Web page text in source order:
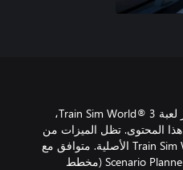
ُرجى ملاحظة ما يأتي: لا بد من توفير لعبة Train Sim World® 3،
المحتوى. تظل الميزات من
دون تغيير عن إصدار لعبة Train Sim World® 2 الأصلية. متوافق مع
Livery Designer (مصمم الكسوة) وScenario Planner (مخطط